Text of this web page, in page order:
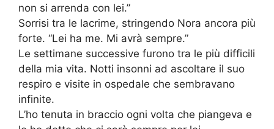
non si arrenda con lei.”
Sorrisi tra le lacrime, stringendo Nora ancora più
forte. “Lei ha me. Mi avrà sempre.”
Le settimane successive furono tra le più difficili
della mia vita. Notti insonni ad ascoltare il suo
respiro e visite in ospedale che sembravano
infinite.
L’ho tenuta in braccio ogni volta che piangeva e